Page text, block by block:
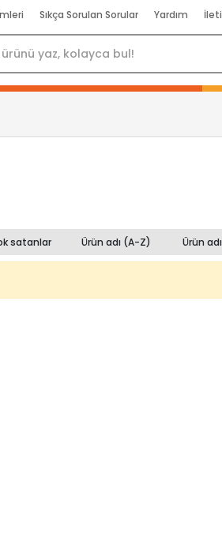
Sıkça Sorulan Sorular Yardım
satanlar Ürün adı (A-Z) Ürün